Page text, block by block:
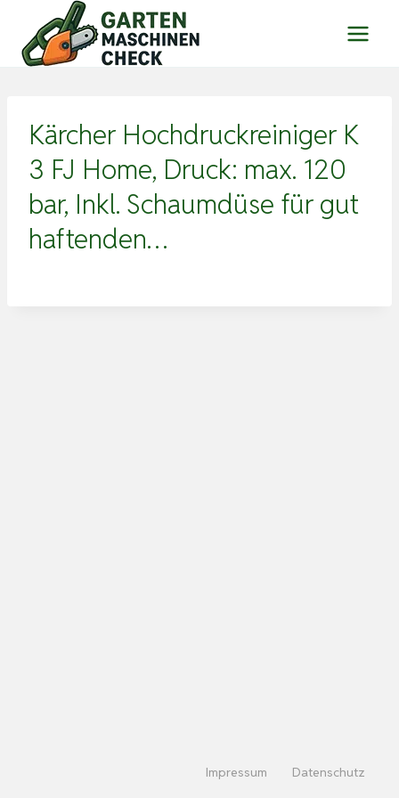
Inhalt
springen
Kärcher Hochdruckreiniger K
3 FJ Home, Druck: max. 120
bar, Inkl. Schaumdüse für gut
haftenden…
Impressum Datenschutz